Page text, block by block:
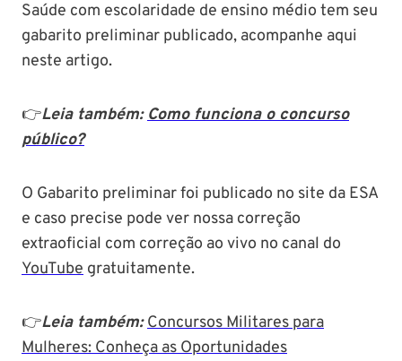
Saúde com escolaridade de ensino médio tem seu
gabarito preliminar publicado, acompanhe aqui
neste artigo.
👉Leia também:Como funciona o concurso
público?
O Gabarito preliminar foi publicado no site da ESA
e caso precise pode ver nossa correção
extraoficial com correção ao vivo no canal do
YouTube gratuitamente.
👉Leia também:Concursos Militares para
Mulheres: Conheça as Oportunidades